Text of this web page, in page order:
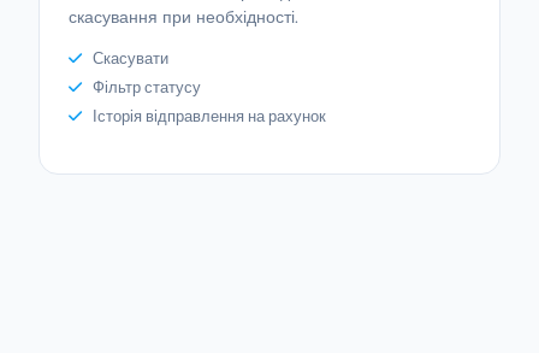
скасування при необхідності.
Скасувати
Фільтр статусу
Історія відправлення на рахунок